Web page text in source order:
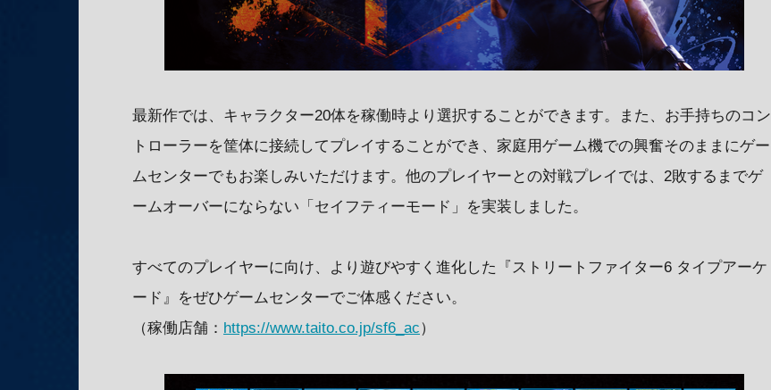
最新作では、キャラクター20体を稼働時より選択することができます。また、お手持ちのコン
トローラーを筐体に接続してプレイすることができ、家庭用ゲーム機での興奮そのままにゲー
ムセンターでもお楽しみいただけます。他のプレイヤーとの対戦プレイでは、2敗するまでゲ
ームオーバーにならない「セイフティーモード」を実装しました。
すべてのプレイヤーに向け、より遊びやすく進化した『ストリートファイター6 タイプアーケ
ード』をぜひゲームセンターでご体感ください。
（稼働店舗： https://www.taito.co.jp/sf6_ac）